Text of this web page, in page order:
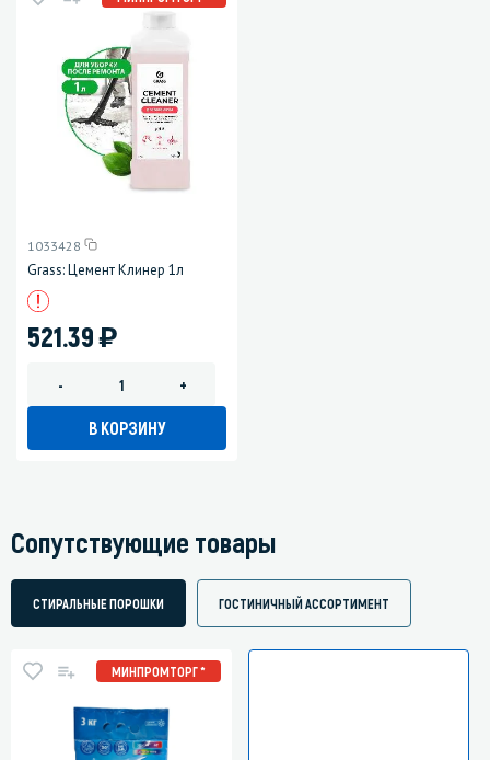
1033428
Grass: Цемент Клинер 1л
521.39)
- +
В КОРЗИНУ
Сопутствующие товары
СТИРАЛЬНЫЕ ПОРОШКИ ГОСТИНИЧНЫЙ АССОРТИМЕНТ
МИНПРОМТОРГ *